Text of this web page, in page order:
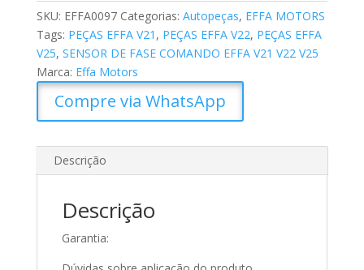
SKU: EFFA0097 Categorias: Autopeças, EFFA MOTORS
Tags: PEÇAS EFFA V21 , PEÇAS EFFA V22, PEÇAS EFFA
V25, SENSOR DE FASE COMANDO EFFA V21 V22 V25
Marca: Effa Motors
Compre via WhatsApp
Descrição
Descrição
Garantia: